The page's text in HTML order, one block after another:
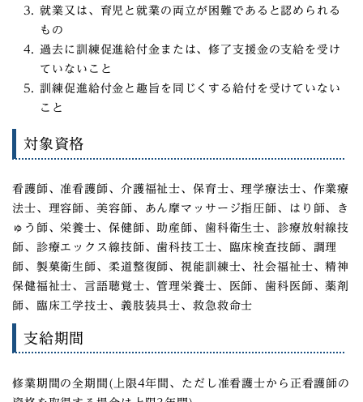
就業又は、育児と就業の両立が困難であると認められる
もの
過去に訓練促進給付金または、修了支援金の支給を受け
ていないこと
訓練促進給付金と趣旨を同じくする給付を受けていない
こと
対象資格
看護師、准看護師、介護福祉士、保育士、理学療法士、作業療
法士、理容師、美容師、あん摩マッサージ指圧師、はり師、き
ゅう師、栄養士、保健師、助産師、歯科衛生士、診療放射線技
師、診療エックス線技師、歯科技工士、臨床検査技師、調理
師、製菓衛生師、柔道整復師、視能訓練士、社会福祉士、精神
保健福祉士、言語聴覚士、管理栄養士、医師、歯科医師、薬剤
師、臨床工学技士、義肢装具士、救急救命士
支給期間
修業期間の全期間(上限4年間、ただし准看護士から正看護師の